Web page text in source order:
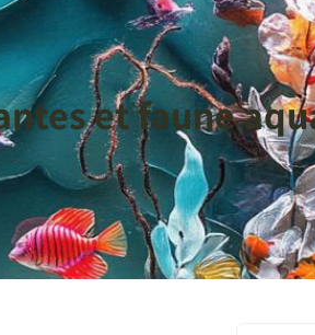
et faune